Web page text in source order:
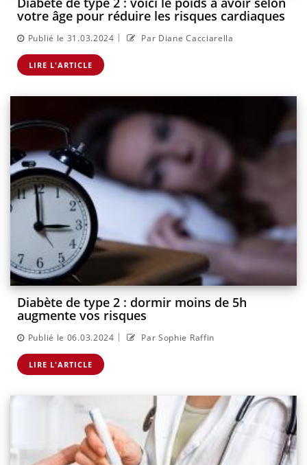
votre âge pour réduire les risques cardiaques
Publié le 31.03.2024 | Par Diane Cacciarella
LIRE L'ARTICLE
Diabète de type 2 : dormir moins de 5h
augmente vos risques
Publié le 06.03.2024 | Par Sophie Raffin
LIRE L'ARTICLE